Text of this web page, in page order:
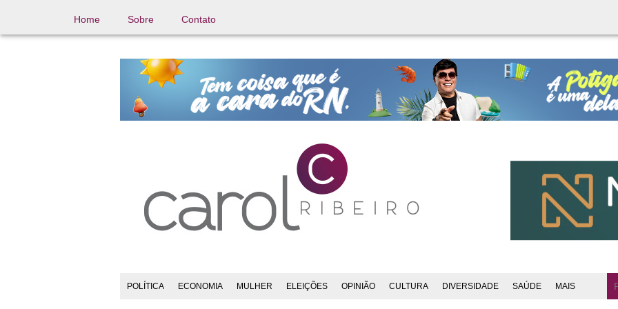
Home Sobre Contato
POLÍTICA ECONOMIA MULHER ELEIÇÕES OPINIÃO CULTURA DIVERSIDADE SAÚDE MAIS